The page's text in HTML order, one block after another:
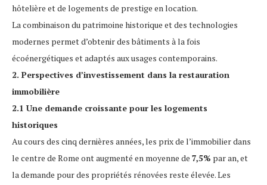
hôtelière et de logements de prestige en location.
La combinaison du patrimoine historique et des technologies
modernes permet d’obtenir des bâtiments à la fois
écoénergétiques et adaptés aux usages contemporains.
2. Perspectives d’investissement dans la restauration
immobilière
2.1 Une demande croissante pour les logements
historiques
Au cours des cinq dernières années, les prix de l’immobilier dans
le centre de Rome ont augmenté en moyenne de 7,5% par an, et
la demande pour des propriétés rénovées reste élevée. Les